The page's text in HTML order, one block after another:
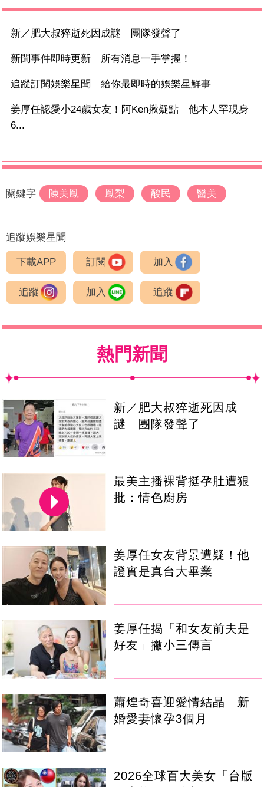
新／肥大叔猝逝死因成謎 團隊發聲了
新聞事件即時更新 所有消息一手掌握！
追蹤訂閱娛樂星聞 給你最即時的娛樂星鮮事
姜厚任認愛小24歲女友！阿Ken揪疑點 他本人罕現身
6...
關鍵字 陳美鳳 鳳梨 酸民 醫美
追蹤娛樂星聞
下載APP 訂閱 加入
追蹤 加入 追蹤
熱門新聞
新／肥大叔猝逝死因成
謎 團隊發聲了
最美主播裸背挺孕肚遭狠
批：情色廚房
姜厚任女友背景遭疑！他
證實是真台大畢業
姜厚任揭「和女友前夫是
好友」撇小三傳言
蕭煌奇喜迎愛情結晶 新
婚愛妻懷孕3個月
2026全球百大美女「台版